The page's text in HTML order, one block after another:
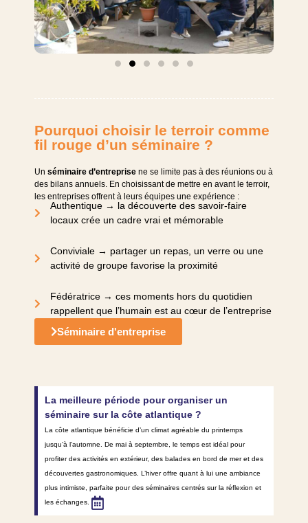
Pourquoi choisir le terroir comme
fil rouge d’un séminaire ?
Un séminaire d’entreprise ne se limite pas à des réunions ou à
des bilans annuels. En choisissant de mettre en avant le terroir,
les entreprises offrent à leurs équipes une expérience :
Authentique → la découverte des savoir-faire
locaux crée un cadre vrai et mémorable
Conviviale → partager un repas, un verre ou une
activité de groupe favorise la proximité
Fédératrice → ces moments hors du quotidien
rappellent que l’humain est au cœur de l’entreprise
Séminaire d'entreprise
La meilleure période pour organiser un
séminaire sur la côte atlantique ?
La côte atlantique bénéficie d’un climat agréable du printemps
jusqu’à l’automne. De mai à septembre, le temps est idéal pour
profiter des activités en extérieur, des balades en bord de mer et des
découvertes gastronomiques. L’hiver offre quant à lui une ambiance
plus intimiste, parfaite pour des séminaires centrés sur la réflexion et
les échanges.